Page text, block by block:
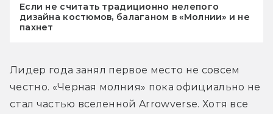
Если не считать традиционно нелепого
дизайна костюмов, балаганом в «Молнии» и не
пахнет
Лидер года занял первое место не совсем
честно. «Черная молния» пока официально не
стал частью вселенной Arrowverse. Хотя все